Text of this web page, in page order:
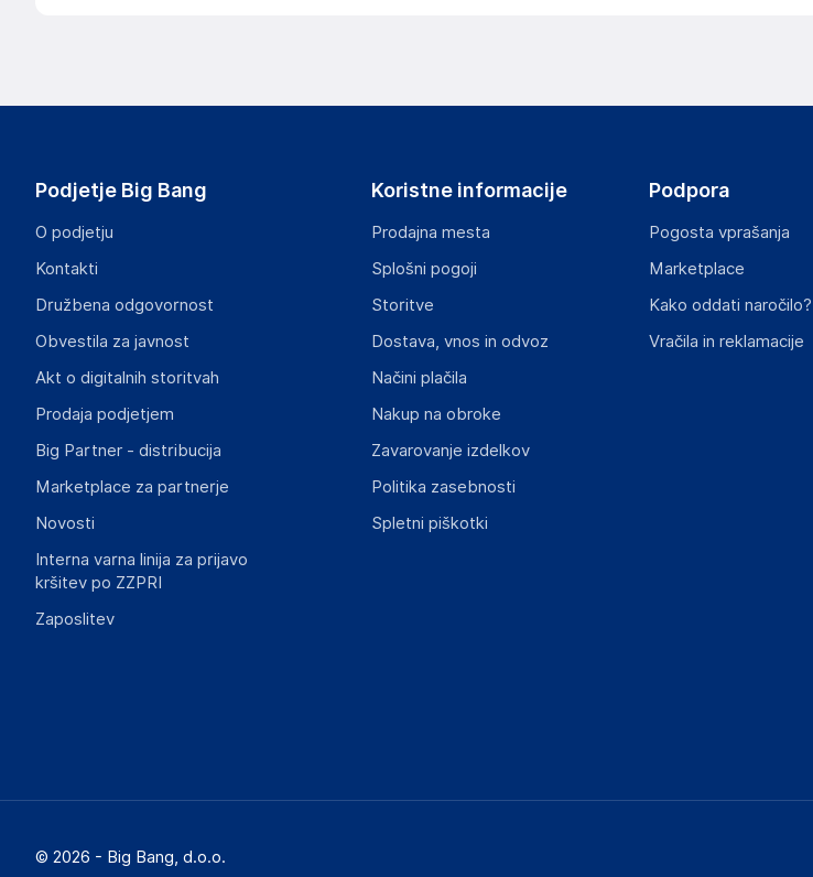
pc@trust.com
Gospodarski subjekt s sedežem v EU, ki zagotavlja skladnost izdelka z zahtevanimi predpisi.
Laan van Barcelona 600, 3317 Dordrecht
The Netherlands
Podjetje Big Bang
O podjetju
Kontakti
Družbena odgovornost
Obvestila za javnost
Akt o digitalnih storitvah
Prodaja podjetjem
Big Partner - distribucija
Marketplace za partnerje
Novosti
Interna varna linija za prijavo
kršitev po ZZPRI
Zaposlitev
Koristne informacije
Prodajna mesta
Splošni pogoji
Storitve
Dostava, vnos in odvoz
Načini plačila
Nakup na obroke
Zavarovanje izdelkov
Politika zasebnosti
Spletni piškotki
Podpora
Pogosta vprašanja
Marketplace
Kako oddati naročilo?
Vračila in reklamacije
© 2026 - Big Bang, d.o.o.